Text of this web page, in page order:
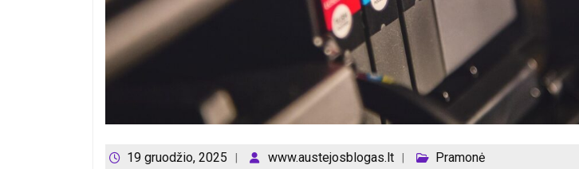
19 gruodžio, 2025 www.austejosblogas.lt Pramonė